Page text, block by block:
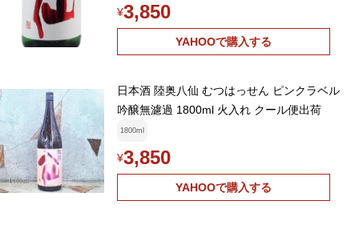
¥3,850
YAHOOで購入する
日本酒 陸奥八仙 むつはっせん ピンクラベル
吟醸無濾過 1800ml 火入れ クール便出荷
1800ml
¥3,850
YAHOOで購入する